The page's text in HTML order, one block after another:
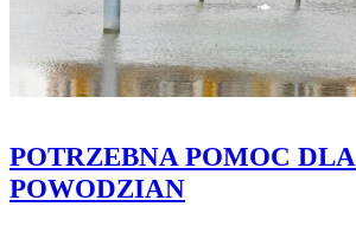
POTRZEBNA POMOC DLA
POWODZIAN